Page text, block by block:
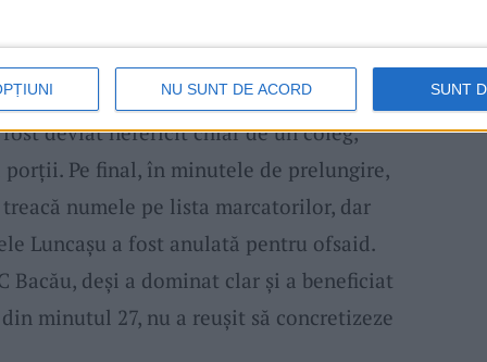
NU SUNT DE ACORD SUNT
ratat o șansă mare, trimițând de la
Reșiței
a venit târziu, în minutul 85,
fost deviat nefericit chiar de un coleg,
Pe final, în minutele de prelungire,
numele pe lista marcatorilor, dar
Luncașu a fost anulată pentru ofsaid.
Bacău, deși a dominat clar și a beneficiat
minutul 27, nu a reușit să concretizeze